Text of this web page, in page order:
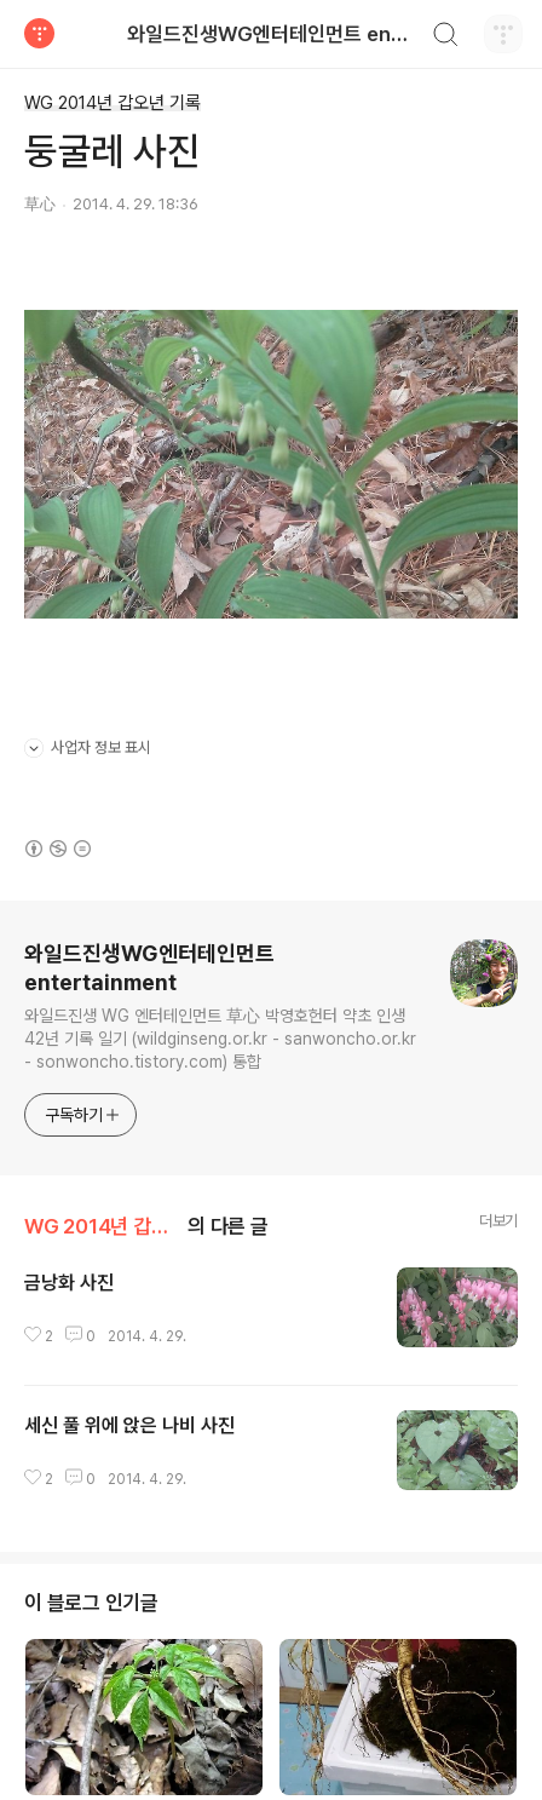
와일드진생WG엔터테인먼트 entertainment
WG 2014년 갑오년 기록
둥굴레 사진
草心 2014. 4. 29. 18:36
사업자 정보 표시
와일드진생WG엔터테인먼트
entertainment
와일드진생 WG 엔터테인먼트 草心 박영호헌터 약초 인생
42년 기록 일기 (wildginseng.or.kr - sanwoncho.or.kr
- sonwoncho.tistory.com) 통합
구독하기
WG 2014년 갑오년 기록 의 다른 글 더보기
금낭화 사진
2 0 2014. 4. 29.
세신 풀 위에 앉은 나비 사진
2 0 2014. 4. 29.
이 블로그 인기글